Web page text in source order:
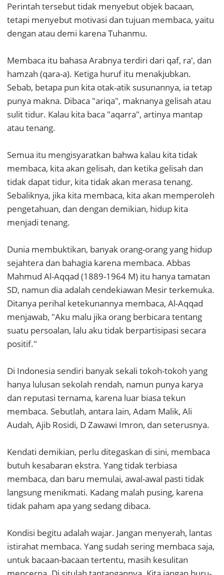
Perintah tersebut tidak menyebut objek bacaan,
tetapi menyebut motivasi dan tujuan membaca, yaitu
dengan atau demi karena Tuhanmu.
Membaca itu bahasa Arabnya terdiri dari qaf, ra', dan
hamzah (qara-a). Ketiga huruf itu menakjubkan.
Sebab, betapa pun kita otak-atik susunannya, ia tetap
punya makna. Dibaca "ariqa", maknanya gelisah atau
sulit tidur. Kalau kita baca "aqarra", artinya mantap
atau tenang.
Semua itu mengisyaratkan bahwa kalau kita tidak
membaca, kita akan gelisah, dan ketika gelisah dan
tidak dapat tidur, kita tidak akan merasa tenang.
Sebaliknya, jika kita membaca, kita akan memperoleh
pengetahuan, dan dengan demikian, hidup kita
menjadi tenang.
Dunia membuktikan, banyak orang-orang yang hidup
sejahtera dan bahagia karena membaca. Abbas
Mahmud Al-Aqqad (1889-1964 M) itu hanya tamatan
SD, namun dia adalah cendekiawan Mesir terkemuka.
Ditanya perihal ketekunannya membaca, Al-Aqqad
menjawab, "Aku malu jika orang berbicara tentang
suatu persoalan, lalu aku tidak berpartisipasi secara
positif."
Di Indonesia sendiri banyak sekali tokoh-tokoh yang
hanya lulusan sekolah rendah, namun punya karya
dan reputasi ternama, karena luar biasa tekun
membaca. Sebutlah, antara lain, Adam Malik, Ali
Audah, Ajib Rosidi, D Zawawi Imron, dan seterusnya.
Kendati demikian, perlu ditegaskan di sini, membaca
butuh kesabaran ekstra. Yang tidak terbiasa
membaca, dan baru memulai, awal-awal pasti tidak
langsung menikmati. Kadang malah pusing, karena
tidak paham apa yang sedang dibaca.
Kondisi begitu adalah wajar. Jangan menyerah, lantas
istirahat membaca. Yang sudah sering membaca saja,
untuk bacaan-bacaan tertentu, masih kesulitan